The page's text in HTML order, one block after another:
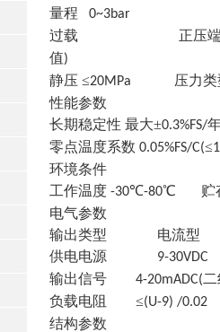
量程
0~3bar
过载 正压
值)
静压 ≤20MPa 压
性能参数
长期稳定性 最大±0.3%FS/
零点温度系数 0.05%FS/C(≤
环境条件
工作温度 -30℃-80℃ 贮
电气参数
输出类型
电流型
供电电源
9-
输出信号 4-20mADC(二
负载电阻 ≤(U-
结构参数